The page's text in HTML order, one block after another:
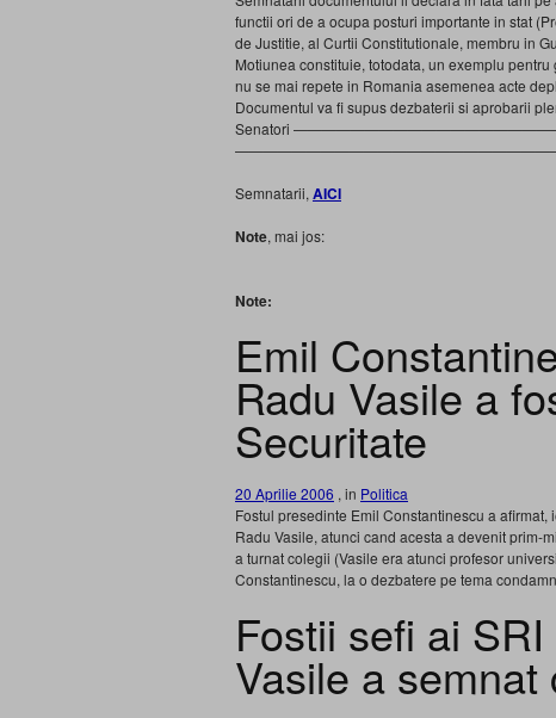
functii ori de a ocupa posturi importante in stat
de Justitie, al Curtii Constitutionale, membru in
Motiunea constituie, totodata, un exemplu
nu se mai repete in Romania asemenea acte
Documentul va fi supus dezbaterii si aprobarii
Senatori
Semnatarii, AICI
Note, mai jos:
Note:
Emil
Radu Vasile a
Securitate
20 Aprilie 2006 , in Politica
Fostul presedinte Emil Constantinescu a
Radu Vasile, atunci cand acesta a devenit prim-
a turnat colegii (Vasile era atunci profesor
Constantinescu, la o dezbatere pe tema
Fostii sefi ai
Vasile a